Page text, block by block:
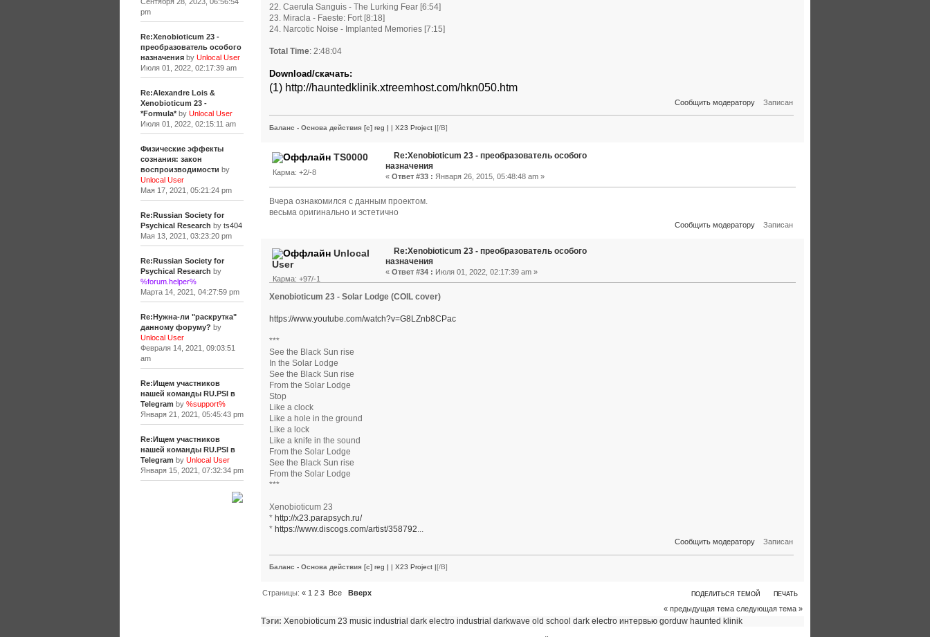
pm
Re:Xenobioticum 23 -
преобразователь особого
назначенияby Unlocal User
Июля 01, 2022, 02:17:39 am
Re:Alexandre Lois &
Xenobioticum 23 -
*Formula*by Unlocal User
Июля 01, 2022, 02:15:11 am
Физические эффекты
сознания: закон
воспроизводимости by
Unlocal User
Мая 17, 2021, 05:21:24 pm
Re:Russian Society for
Psychical Research by ts404
Мая 13, 2021, 03:23:20 pm
Re:Russian Society for
Psychical Research by
%forum.helper%
Марта 14, 2021, 04:27:59 pm
Re:Нужна-ли "раскрутка"
данному форуму? by
Unlocal User
Февраля 14, 2021, 09:03:51
am
Re:Ищем участников
нашей команды RU.PSI в
Telegram by %support%
Января 21, 2021, 05:45:43 pm
Re:Ищем участников
нашей команды RU.PSI в
Telegram by Unlocal User
Января 15, 2021, 07:32:34 pm
22. Caerula Sanguis - The Lurking Fear [6:54]
23. Miracla - Faeste: Fort [8:18]
24. Narcotic Noise - Implanted Memories [7:15]
Total Time: 2:48:04
Download/скачать:
(1) http://hauntedklinik.xtreemhost.com/hkn050.htm
Сообщить модератору Записан
Баланс - Основа действия [c] reg | | X23 Project |[/B]
TS0000
Карма: +2/-8
Re:Xenobioticum 23 - преобразователь особого
назначения
« Ответ #33 : Января 26, 2015, 05:48:48 am »
Вчера ознакомился с данным проектом.
весьма оригинально и эстетично
Сообщить модератору Записан
Unlocal
User
Карма: +97/-1
Re:Xenobioticum 23 - преобразователь особого
назначения
« Ответ #34 : Июля 01, 2022, 02:17:39 am »
Xenobioticum 23 - Solar Lodge (COIL cover)
https://www.youtube.com/watch?v=G8LZnb8CPac
***
See the Black Sun rise
In the Solar Lodge
See the Black Sun rise
From the Solar Lodge
Stop
Like a clock
Like a hole in the ground
Like a lock
Like a knife in the sound
From the Solar Lodge
See the Black Sun rise
From the Solar Lodge
***
Xenobioticum 23
* http://x23.parapsych.ru/
* https://www.discogs.com/artist/358792...
Сообщить модератору Записан
Баланс - Основа действия [c] reg | | X23 Project |[/B]
ПОДЕЛИТЬСЯ ТЕМОЙ ПЕЧАТЬ
Страницы:« 1 2 3 Все
Вверх
« предыдущая тема следующая тема »
Тэги: Xenobioticum 23 music industrial dark electro industrial darkwave old school dark electro интервью gorduw haunted klinik